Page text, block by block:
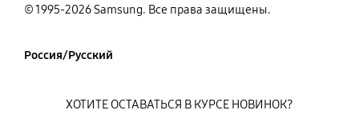
© 1995-2026 Samsung. Все права защищены.
Россия/Русский
ХОТИТЕ ОСТАВАТЬСЯ В КУРСЕ НОВИНОК?